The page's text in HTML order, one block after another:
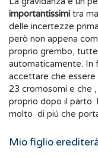
importantissimi tra
delle incertezze
però non appena
proprio grembo,
automaticamente. In fin dei conti bisogna comprendere ed
accettare che
23 cromosomi e che
proprio dopo il parto.
molto di più che
Mio figlio